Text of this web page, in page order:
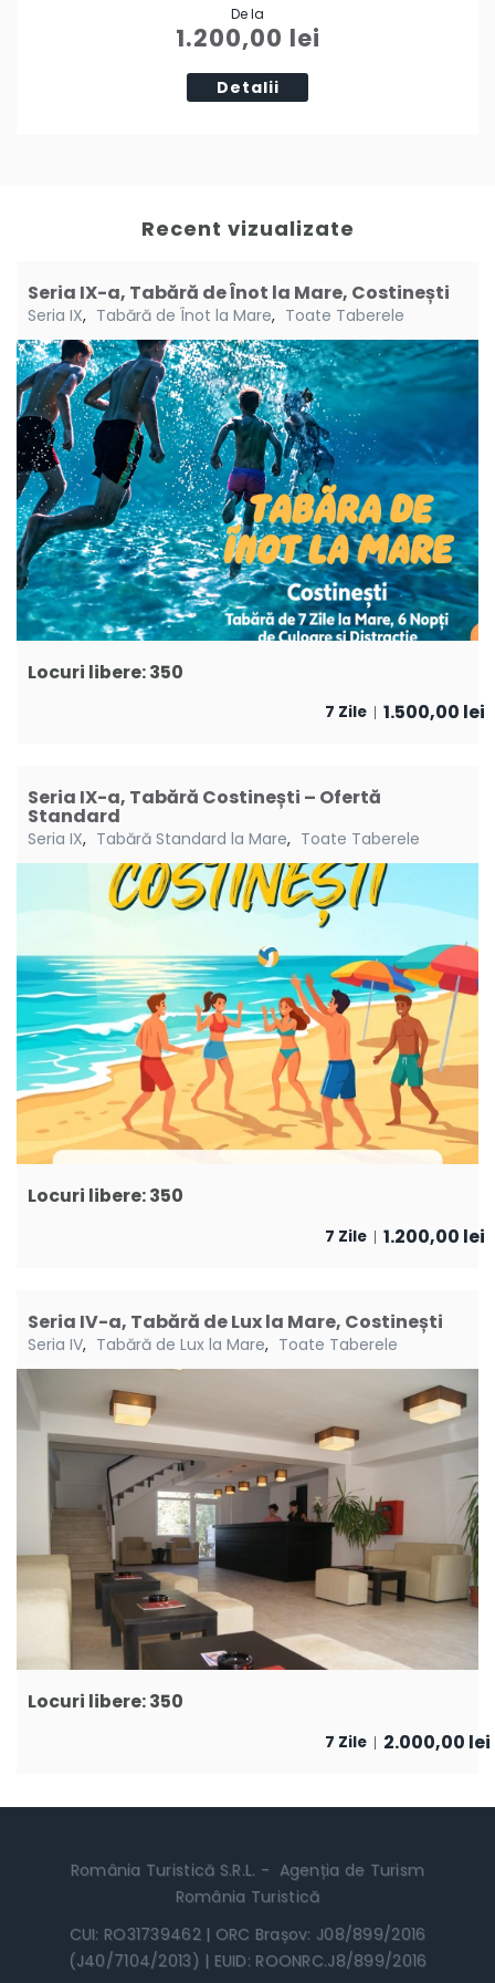
De la
1.200,00 lei
Detalii
Recent vizualizate
Seria IX-a, Tabără de Înot la Mare, Costinești
Seria IX, Tabără de Înot la Mare, Toate Taberele
Locuri libere: 350
7 Zile 1.500,00 lei
Seria IX-a, Tabără Costinești – Ofertă
Standard
Seria IX, Tabără Standard la Mare, Toate Taberele
Locuri libere: 350
7 Zile 1.200,00 lei
Seria IV-a, Tabără de Lux la Mare, Costinești
Seria IV, Tabără de Lux la Mare, Toate Taberele
Locuri libere: 350
7 Zile 2.000,00 lei
România Turistică S.R.L. - Agenția de Turism
România Turistică
CUI: RO31739462 | ORC Brașov: J08/899/2016
(J40/7104/2013) | EUID: ROONRC.J8/899/2016